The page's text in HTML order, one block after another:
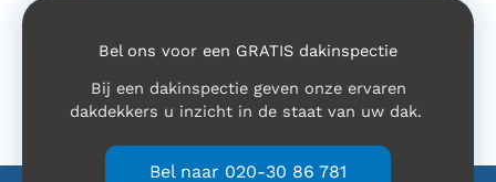
Bel ons voor een GRATIS dakinspectie
Bij een dakinspectie geven onze ervaren
dakdekkers u inzicht in de staat van uw dak.
Bel naar 020-30 86 781